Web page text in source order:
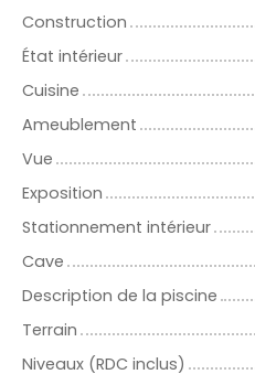
Construction
État intérieur
Cuisine
Ameublement
Vue
Exposition
Stationnement intérieur
Cave
Description de la piscine
Terrain
Niveaux (RDC inclus)